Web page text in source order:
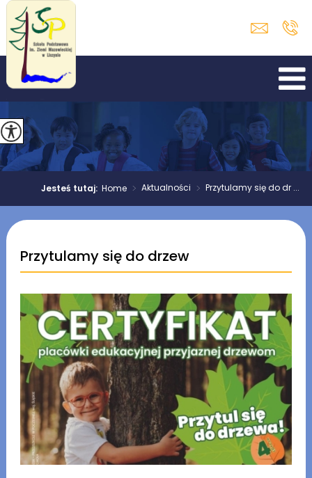
Jesteś tutaj:Home > Aktualności > Przytulamy się do dr ...
Przytulamy się do drzew